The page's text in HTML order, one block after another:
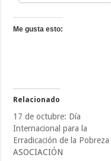
Me gusta esto:
Relacionado
17 de octubre: Día
Internacional para la
Erradicación de la Pobreza
ASOCIACIÓN